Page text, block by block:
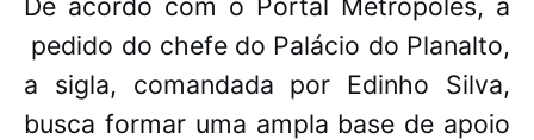
De acordo com o Portal Metrópoles, a
pedido do chefe do Palácio do Planalto,
a sigla, comandada por Edinho Silva,
busca formar uma ampla base de apoio